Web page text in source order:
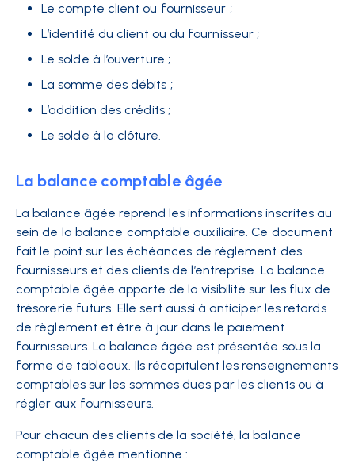
Le compte client ou fournisseur ;
L’identité du client ou du fournisseur ;
Le solde à l’ouverture ;
La somme des débits ;
L’addition des crédits ;
Le solde à la clôture.
La balance comptable âgée
La balance âgée reprend les informations inscrites au
sein de la balance comptable auxiliaire. Ce document
fait le point sur les échéances de règlement des
fournisseurs et des clients de l’entreprise. La balance
comptable âgée apporte de la visibilité sur les flux de
trésorerie futurs. Elle sert aussi à anticiper les retards
de règlement et être à jour dans le paiement
fournisseurs. La balance âgée est présentée sous la
forme de tableaux. Ils récapitulent les renseignements
comptables sur les sommes dues par les clients ou à
régler aux fournisseurs.
Pour chacun des clients de la société, la balance
comptable âgée mentionne :